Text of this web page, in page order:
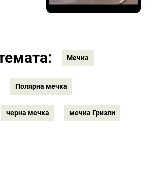
Мечка
Полярна мечка
черна мечка мечка Гризли